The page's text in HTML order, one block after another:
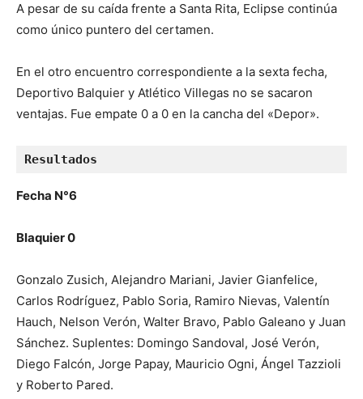
A pesar de su caída frente a Santa Rita, Eclipse continúa
como único puntero del certamen.
En el otro encuentro correspondiente a la sexta fecha,
Deportivo Balquier y Atlético Villegas no se sacaron
ventajas. Fue empate 0 a 0 en la cancha del «Depor».
Resultados
Fecha N°6
Blaquier 0
Gonzalo Zusich, Alejandro Mariani, Javier Gianfelice,
Carlos Rodríguez, Pablo Soria, Ramiro Nievas, Valentín
Hauch, Nelson Verón, Walter Bravo, Pablo Galeano y Juan
Sánchez. Suplentes: Domingo Sandoval, José Verón,
Diego Falcón, Jorge Papay, Mauricio Ogni, Ángel Tazzioli
y Roberto Pared.